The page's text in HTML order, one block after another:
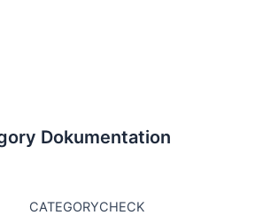
Dokumentation